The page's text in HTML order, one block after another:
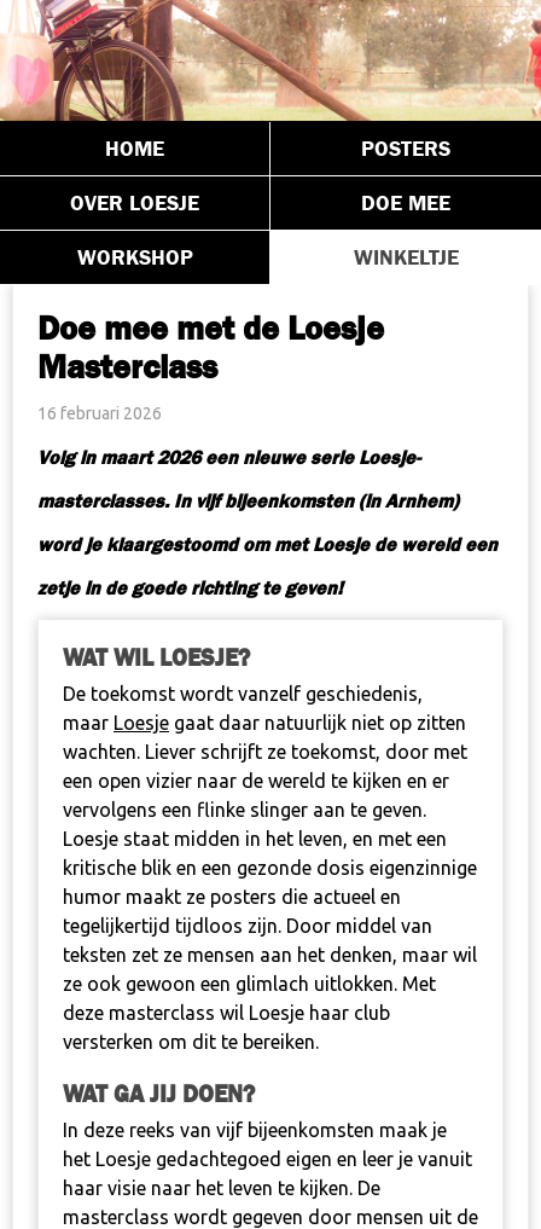
HOME POSTERS
OVER LOESJE DOE MEE
WORKSHOP WINKELTJE
Doe mee met de Loesje
Masterclass
16 februari 2026
Volg in maart 2026 een nieuwe serie Loesje-
masterclasses. In vijf bijeenkomsten (in Arnhem)
word je klaargestoomd om met Loesje de wereld een
zetje in de goede richting te geven!
WAT WIL LOESJE?
De toekomst wordt vanzelf geschiedenis,
maar Loesje gaat daar natuurlijk niet op zitten
wachten. Liever schrijft ze toekomst, door met
een open vizier naar de wereld te kijken en er
vervolgens een flinke slinger aan te geven.
Loesje staat midden in het leven, en met een
kritische blik en een gezonde dosis eigenzinnige
humor maakt ze posters die actueel en
tegelijkertijd tijdloos zijn. Door middel van
teksten zet ze mensen aan het denken, maar wil
ze ook gewoon een glimlach uitlokken. Met
deze masterclass wil Loesje haar club
versterken om dit te bereiken.
WAT GA JIJ DOEN?
In deze reeks van vijf bijeenkomsten maak je
het Loesje gedachtegoed eigen en leer je vanuit
haar visie naar het leven te kijken. De
masterclass wordt gegeven door mensen uit de